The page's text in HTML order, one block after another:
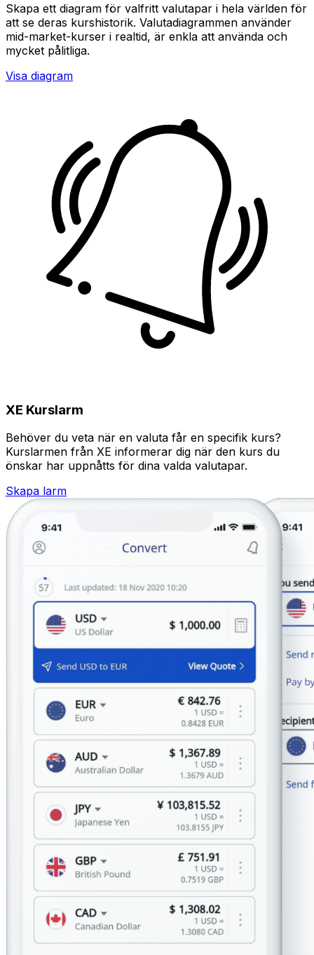
Skapa ett diagram för valfritt valutapar i hela världen för
att se deras kurshistorik. Valutadiagrammen använder
mid-market-kurser i realtid, är enkla att använda och
mycket pålitliga.
Visa diagram
XE Kurslarm
Behöver du veta när en valuta får en specifik kurs?
Kurslarmen från XE informerar dig när den kurs du
önskar har uppnåtts för dina valda valutapar.
Skapa larm